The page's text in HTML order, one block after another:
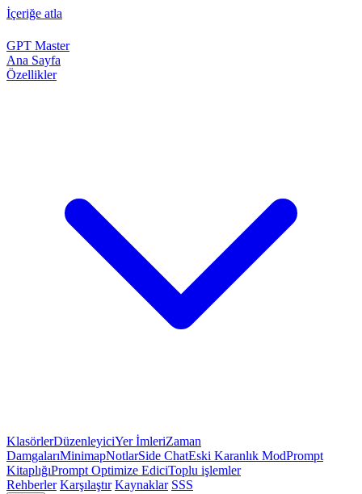
İçeriğe atla
GPT Master
Ana Sayfa
Özellikler
KlasörlerDüzenleyiciYer İmleriZaman
DamgalarıMinimapNotlarSide ChatEski Karanlık ModPrompt
KitaplığıPrompt Optimize EdiciToplu işlemler
Rehberler Karşılaştır Kaynaklar SSS